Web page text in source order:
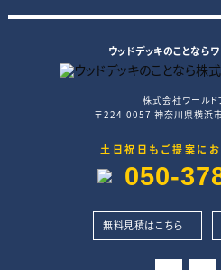
ウッドデッキのことなら
株式会社ワールド
〒224-0057 神奈川県横浜
土日祝日もご提案に
050-
無料見積はこちら